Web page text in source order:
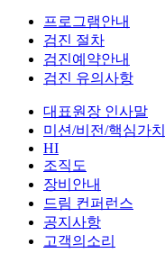
프로그램안내
검진 절차
검진예약안내
검진 유의사항
대표원장 인사말
미션/비전/핵심가치
HI
조직도
장비안내
드림 컨퍼런스
공지사항
고객의소리